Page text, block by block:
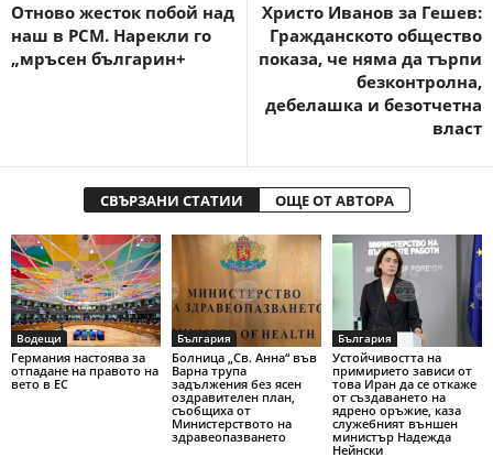
Отново жесток побой над
наш в РСМ. Нарекли го
„мръсен българин+
Христо Иванов за Гешев:
Гражданското общество
показа, че няма да търпи
безконтролна,
дебелашка и безотчетна
власт
СВЪРЗАНИ СТАТИИ ОЩЕ ОТ АВТОРА
Водещи
Германия настоява за
отпадане на правото на
вето в ЕС
България
Болница „Св. Анна“ във
Варна трупа
задължения без ясен
оздравителен план,
съобщиха от
Министерството на
здравеопазването
България
Устойчивостта на
примирието зависи от
това Иран да се откаже
от създаването на
ядрено оръжие, каза
служебният външен
министър Надежда
Нейнски